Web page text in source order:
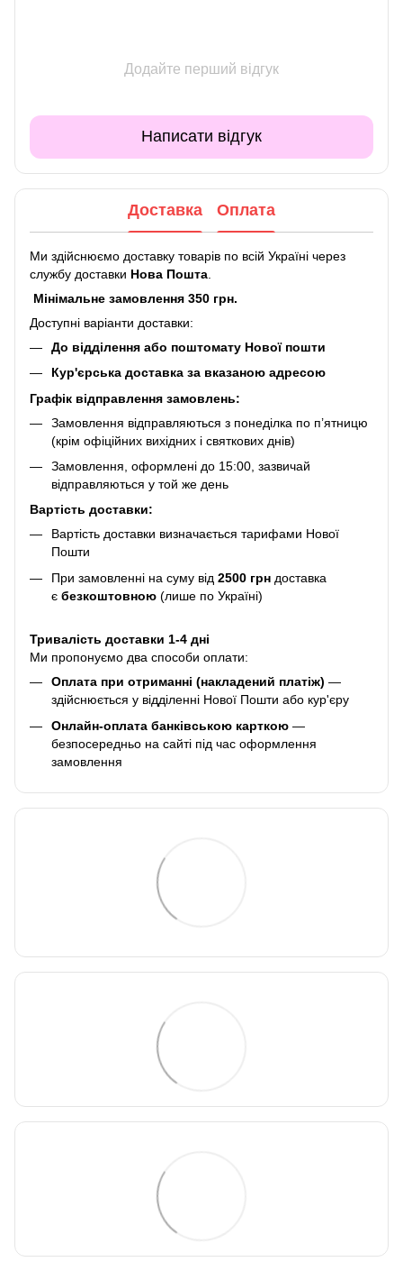
Додайте перший відгук
Написати відгук
Доставка Оплата
Ми здійснюємо доставку товарів по всій Україні через
службу доставки Нова Пошта
Мінімальне замовлення 350 грн.
Доступні варіанти доставки:
До відділення або поштомату Нової пошти
Кур'єрська доставка за вказаною адресою
Графік відправлення замовлень:
Замовлення відправляються з понеділка по п’ятницю
(крім офіційних вихідних і святкових днів)
Замовлення, оформлені до 15:00, зазвичай
відправляються у той же день
Вартість доставки:
Вартість доставки визначається тарифами Нової
Пошти
При замовленні на суму від 2500 грн доставка
є безкоштовною (лише по Україні)
Тривалість доставки 1-4 дні
Ми пропонуємо два способи оплати:
Оплата при отриманні (накладений платіж) —
здійснюється у відділенні Нової Пошти або кур'єру
Онлайн-оплата банківською карткою —
безпосередньо на сайті під час оформлення
замовлення